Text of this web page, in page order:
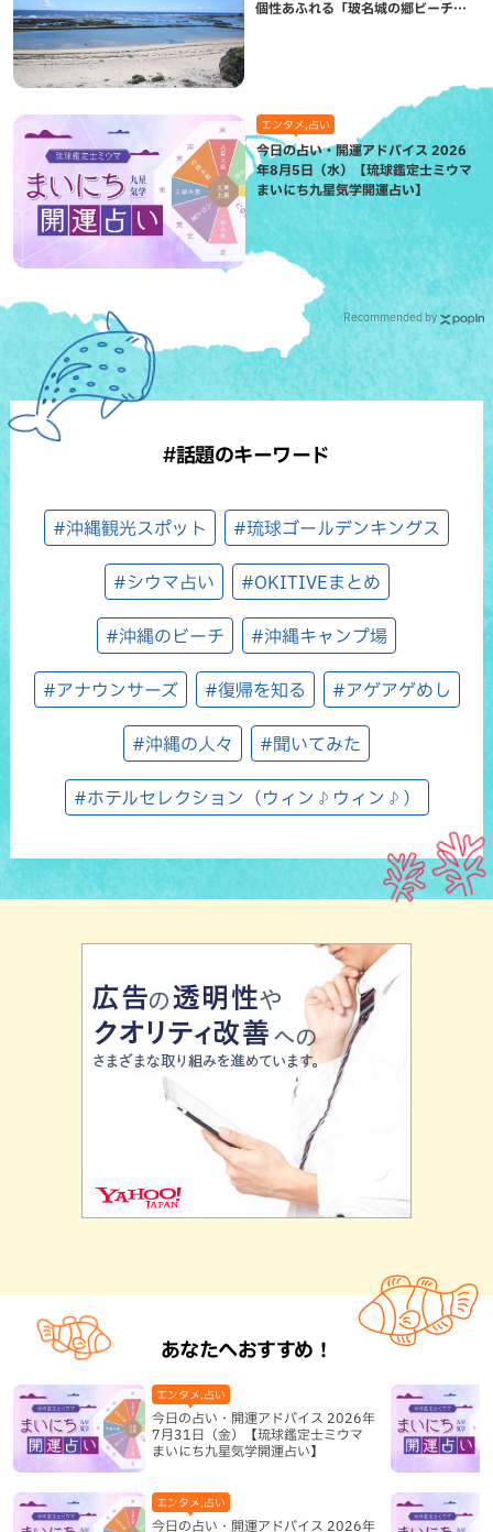
個性あふれる「玻名城の郷ビーチ」
エンタメ,占い
今日の占い・開運アドバイス 2026
年8月5日（水）【琉球鑑定士ミウマ
まいにち九星気学開運占い】
Recommended by
#話題のキーワード
#沖縄観光スポット #琉球ゴールデンキングス
#シウマ占い #OKITIVEまとめ
#沖縄のビーチ #沖縄キャンプ場
#アナウンサーズ #復帰を知る #アゲアゲめし
#沖縄の人々 #聞いてみた
#ホテルセレクション（ウィン♪ウィン♪）
あなたへおすすめ！
今日の占い・開運アドバイス 2026年
7月31日（金）【琉球鑑定士ミウマ
まいにち九星気学開運占い】
エンタメ,占い
今日の占い・開運アドバイス 2026年
エンタメ,占い